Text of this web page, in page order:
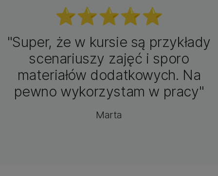
⭐️⭐️⭐️⭐️⭐️
"Super, że w kursie są przykłady
scenariuszy zajęć i sporo
materiałów dodatkowych. Na
pewno wykorzystam w pracy"
Marta